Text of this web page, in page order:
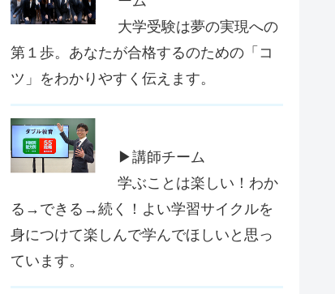
大学受験は夢の実現への
第１歩。あなたが合格するのための「コ
ツ」をわかりやすく伝えます。
▶講師チーム
学ぶことは楽しい！わか
る→できる→続く！よい学習サイクルを
身につけて楽しんで学んでほしいと思っ
ています。